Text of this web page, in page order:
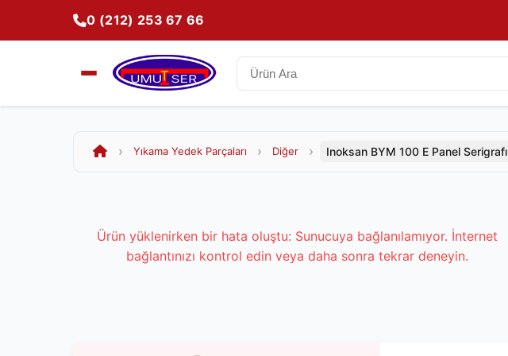
0 (212) 253 67 66
Yıkama Yedek Parçaları Diğer Inoksan BYM 100 E Panel Serigrafı
Ürün yüklenirken bir hata oluştu: Sunucuya bağlanılamıyor. İnternet
bağlantınızı kontrol edin veya daha sonra tekrar deneyin.